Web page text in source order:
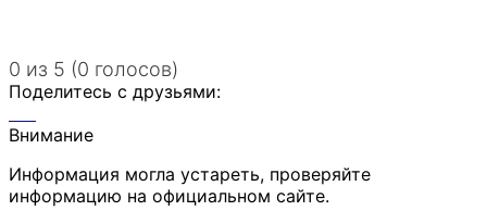
0 из 5 (0 голосов)
Поделитесь с друзьями:
Внимание
Информация могла устареть, проверяйте
информацию на официальном сайте.